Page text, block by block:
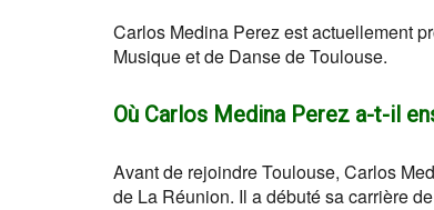
Carlos Medina Perez est actuellement
Musique et de Danse de Toulouse.
Où Carlos Medina Perez a-t-il
Avant de rejoindre Toulouse, Carlos
de La Réunion. Il a débuté sa carrière